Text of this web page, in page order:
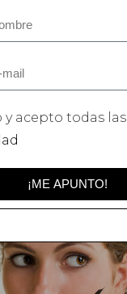
y acepto todas las
¡ME APUNTO!